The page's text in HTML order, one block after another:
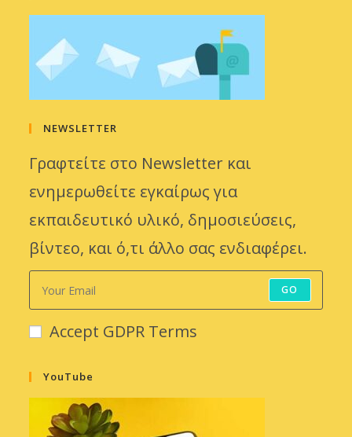
NEWSLETTER
Γραφτείτε στο Newsletter και
ενημερωθείτε εγκαίρως για
εκπαιδευτικό υλικό, δημοσιεύσεις,
βίντεο, και ό,τι άλλο σας ενδιαφέρει.
GO
Accept GDPR Terms
YouTube